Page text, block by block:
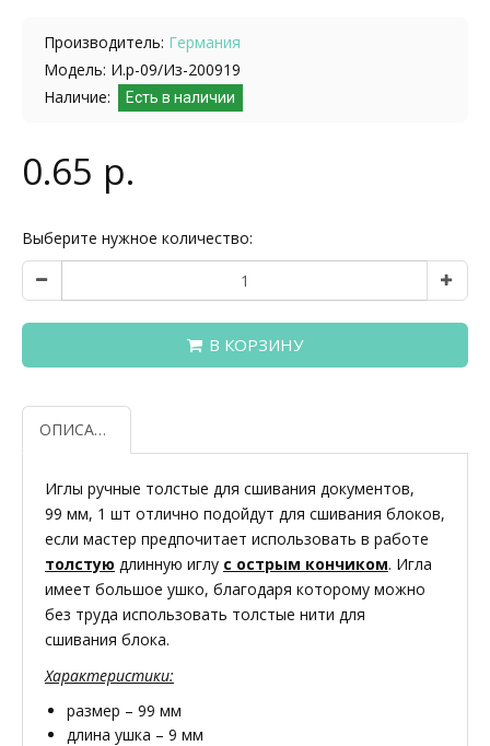
Производитель: Германия
Модель: И.р-09/Из-200919
Наличие:
Есть в наличии
0.65 р.
Выберите нужное количество:
В КОРЗИНУ
ОПИСАНИЕ
Иглы ручные толстые для сшивания документов,
99 мм, 1 шт отлично подойдут для сшивания блоков,
если мастер предпочитает использовать в работе
толстую длинную иглу с острым кончиком. Игла
имеет большое ушко, благодаря которому можно
без труда использовать толстые нити для
сшивания блока.
Характеристики:
размер – 99 мм
длина ушка – 9 мм